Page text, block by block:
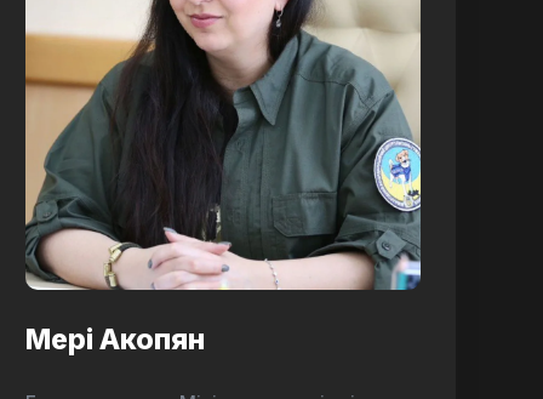
Мері Акопян